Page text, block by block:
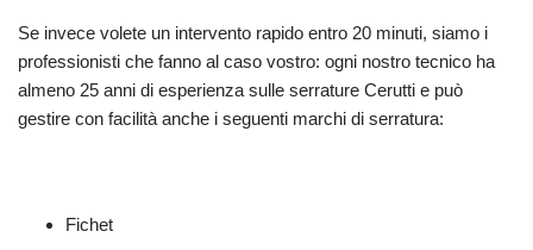
Se invece volete un intervento rapido entro 20 minuti, siamo i
professionisti che fanno al caso vostro: ogni nostro tecnico ha
almeno 25 anni di esperienza sulle serrature Cerutti e può
gestire con facilità anche i seguenti marchi di serratura:
Fichet